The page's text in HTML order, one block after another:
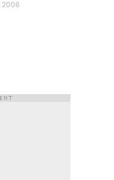
2006